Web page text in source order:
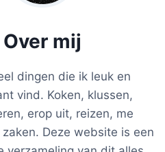
Over mij
dingen die ik leuk en
vind. Koken, klussen,
erop uit, reizen, me
Deze website is een